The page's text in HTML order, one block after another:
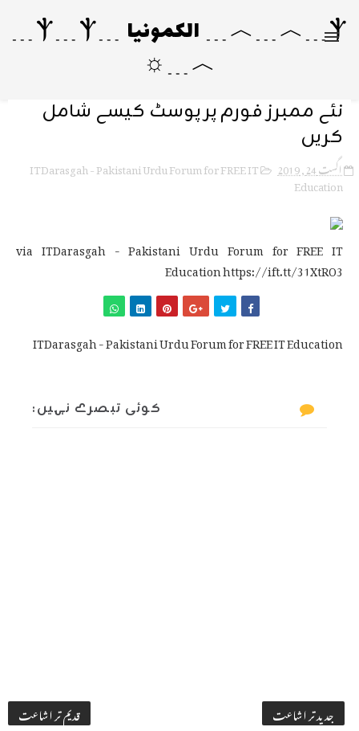
Ⲯ﹍︿﹍︿﹍ الکمونیا ﹍Ⲯ﹍Ⲯ﹍
︿﹍☼
نئے ممبرز فورم پر پوسٹ کیسے شامل
کریں
اگست 24, 2019 ITDarasgah - Pakistani Urdu Forum for FREE IT
Education
via ITDarasgah - Pakistani Urdu Forum for FREE IT
Education https://ift.tt/31XtRO3
ITDarasgah - Pakistani Urdu Forum for FREE IT Education
کوئی تبصرے نہیں:
جدید تر اشاعت قدیم تر اشاعت